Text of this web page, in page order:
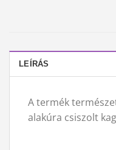
LEÍRÁS
A termék
alakúra csiszolt